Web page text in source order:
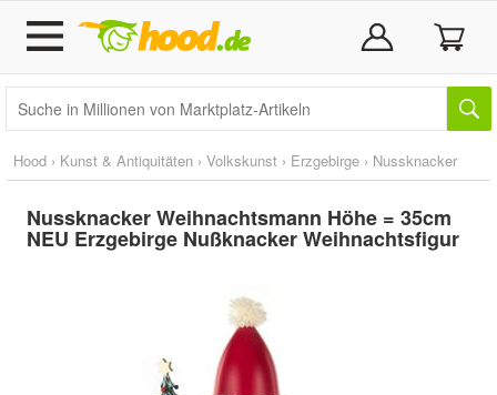
Hood › Kunst & Antiquitäten › Volkskunst › Erzgebirge › Nussknacker
Nussknacker Weihnachtsmann Höhe = 35cm
NEU Erzgebirge Nußknacker Weihnachtsfigur